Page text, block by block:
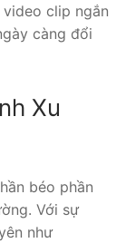
clip ngắn
càng đổi
Xu
béo phần
Với sự
như